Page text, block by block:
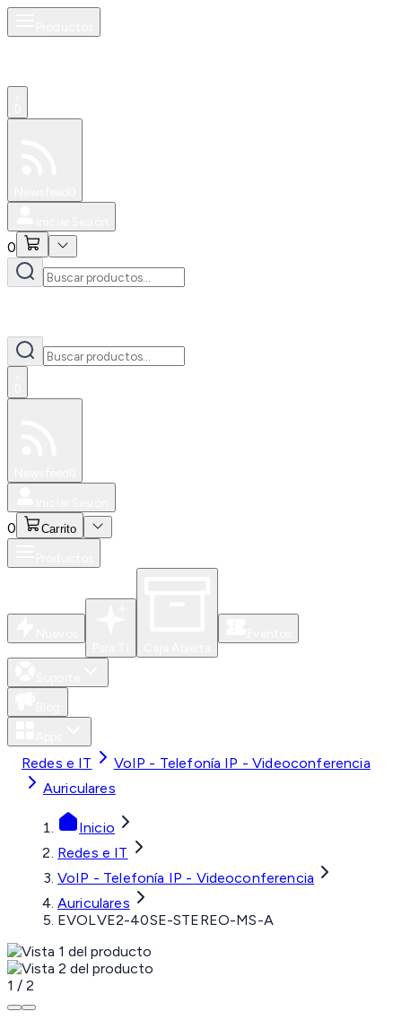
0
0 Carrito
Redes e IT
VoIP - Telefonía IP - Videoconferencia
Auriculares
Inicio
Redes e IT
VoIP - Telefonía IP - Videoconferencia
Auriculares
EVOLVE2-40SE-STEREO-MS-A
1 / 2